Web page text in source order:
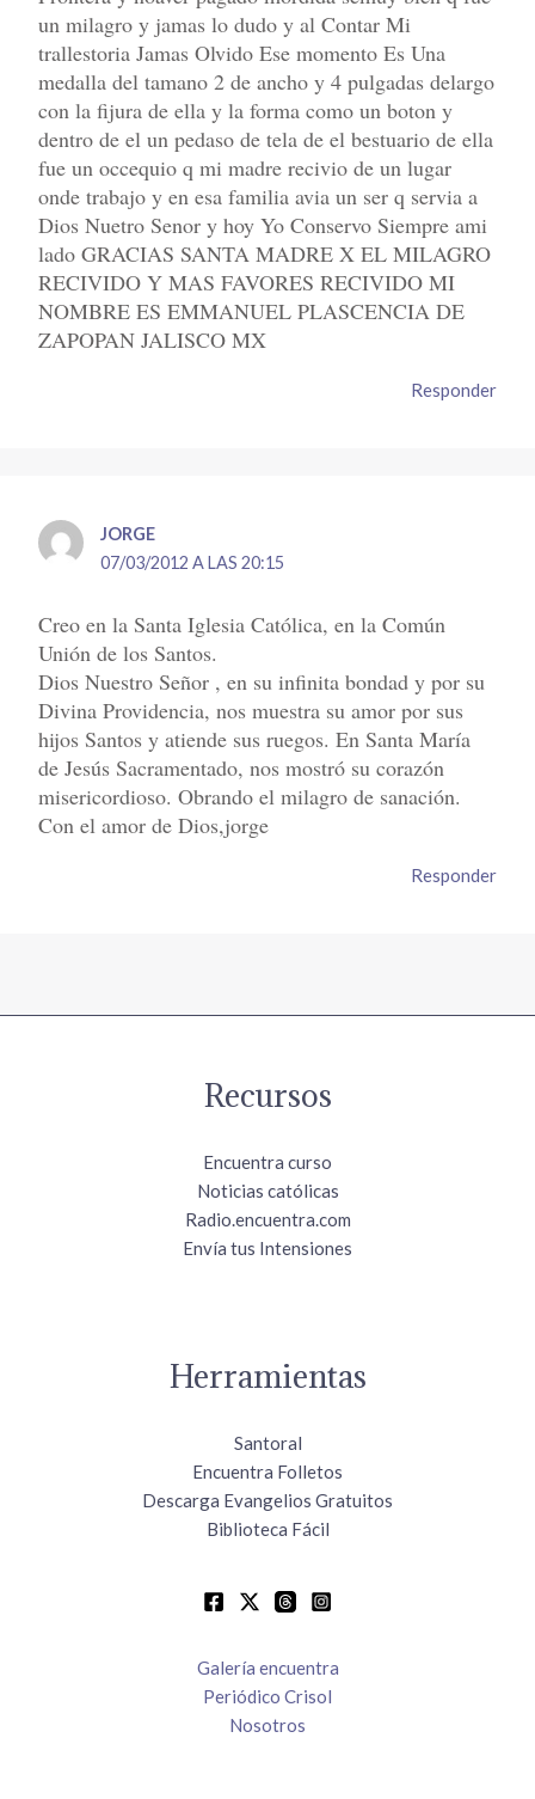
un milagro y jamas lo dudo y al Contar Mi
trallestoria Jamas Olvido Ese momento Es Una
medalla del tamano 2 de ancho y 4 pulgadas delargo
con la fijura de ella y la forma como un boton y
dentro de el un pedaso de tela de el bestuario de ella
fue un occequio q mi madre recivio de un lugar
onde trabajo y en esa familia avia un ser q servia a
Dios Nuetro Senor y hoy Yo Conservo Siempre ami
lado GRACIAS SANTA MADRE X EL MILAGRO
RECIVIDO Y MAS FAVORES RECIVIDO MI
NOMBRE ES EMMANUEL PLASCENCIA DE
ZAPOPAN JALISCO MX
Responder
JORGE
07/03/2012 A LAS 20:15
Creo en la Santa Iglesia Católica, en la Común
Unión de los Santos.
Dios Nuestro Señor , en su infinita bondad y por su
Divina Providencia, nos muestra su amor por sus
hijos Santos y atiende sus ruegos. En Santa María
de Jesús Sacramentado, nos mostró su corazón
misericordioso. Obrando el milagro de sanación.
Con el amor de Dios,jorge
Responder
Recursos
Encuentra curso
Noticias católicas
Radio.encuentra.com
Envía tus Intensiones
Herramientas
Santoral
Encuentra Folletos
Descarga Evangelios Gratuitos
Biblioteca Fácil
Galería encuentra
Periódico Crisol
Nosotros